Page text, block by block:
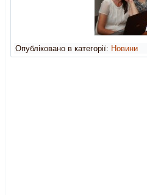
Опубліковано в категорії: Новини